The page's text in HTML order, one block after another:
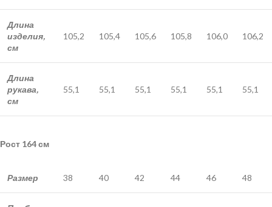
Длина
изделия,
см
105,2 105,4 105,6 105,8 106,0 106,2
Длина
рукава,
см
55,1 55,1 55,1 55,1 55,1 55,1
Рост 164 см
Размер 38 40 42 44 46 48